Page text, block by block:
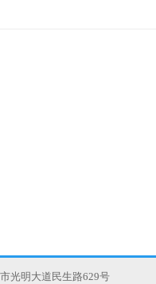
光明大道民生路629号